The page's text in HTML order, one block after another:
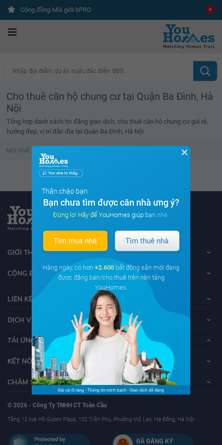
Cộng đồng Môi giới bPRO
Nhập địa điểm, dự án hoặc đặc điểm BĐS ...
Cho thuê căn hộ chung cư tại Quận Ba Đình, Hà
Nội
Tổng hợp danh sách tin đăng giao dịch, cho thuê căn hộ chung cư giá rẻ,
hướng đẹp, vị trí đắc địa tại Quận Ba Đình, Hà Nội
Mới nhất
Danh sách tin đã xem trống
GIỚI THIỆU VỀ YOUHOMES
CỘNG ĐỒNG YOUHOMERS
LIÊN KẾT
DỊCH VỤ KHÁCH HÀNG
TẢI ỨNG DỤNG YOUHOMES
KẾT NỐI VỚI YOUHOMES
CHĂM SÓC KHÁCH HÀNG
© 2026 - Công Ty TNHH CT Toàn Cầu
Tầng 12 toà Hồ Gươm Plaza, 102 Trần Phú, Phường Mộ Lao, Hà Đông, Hà Nội
✕
Thân chào bạn
Bạn chưa tìm được căn nhà ưng ý?
Đừng lo! Hãy để YouHomes giúp bạn nhé.
Tìm mua nhà Tìm thuê nhà
Hàng ngày, có hơn +2.600 bất động sản mới đang
được đăng bán/cho thuê trên nền tảng
YouHomes.